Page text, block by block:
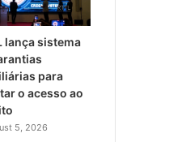
lança sistema
para
o acesso ao
5, 2026